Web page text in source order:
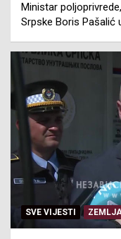
Ministar
Srpske Boris Pašalić
SVE VIJESTI